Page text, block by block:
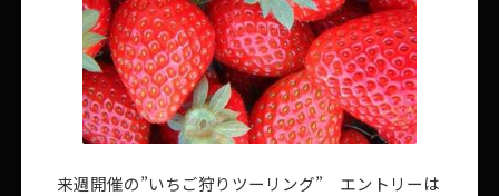
来週開催の”いちご狩りツーリング” エントリーは